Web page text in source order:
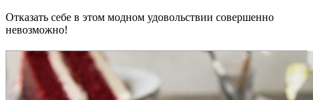
Отказать себе в этом модном удовольствии совершенно
невозможно!